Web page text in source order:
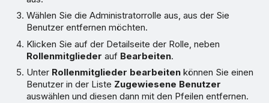
Wählen Sie die Administratorrolle aus, aus der Sie
Benutzer entfernen möchten.
Klicken Sie auf der Detailseite der Rolle, neben
Rollenmitglieder auf Bearbeiten.
Unter Rollenmitglieder bearbeiten können Sie einen
Benutzer in der Liste Zugewiesene Benutzer
auswählen und diesen dann mit den Pfeilen entfernen.